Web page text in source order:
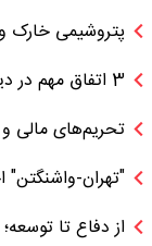
پتروشیمی خارک و
3 اتفاق مهم در دیدار وزرای نفت ایران و روسیه
تحریم‌های مالی
"تهران-
از دفاع تا